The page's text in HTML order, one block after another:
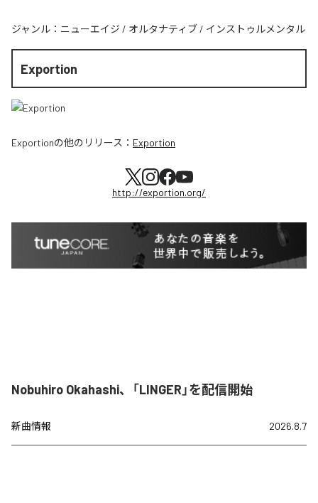
ジャンル： ニューエイジ / オルタナティブ / インストゥルメンタル
Exportion
Exportionの他のリリース： Exportion
http://exportion.org/
Nobuhiro Okahashi、「LINGER」を配信開始
新曲情報 2026.8.7